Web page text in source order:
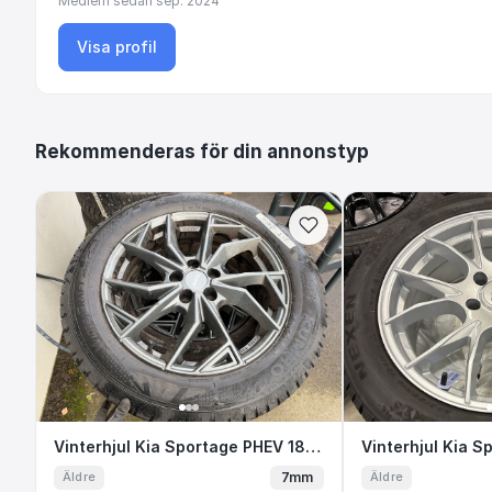
Visa profil
Rekommenderas för din annonstyp
Vinterhjul Kia Sportage PHEV 18”
Vinterhjul Kia Sportage PHEV 18” Friktion
Äldre 7mm
Vinterhjul
Äldre